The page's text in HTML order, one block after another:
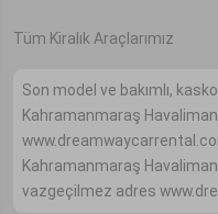
Tüm Kiralık Araçlarımız
Son model ve bakımlı,
Kahramanmaraş
Kahramanmaraş
vazgeçilmez adres